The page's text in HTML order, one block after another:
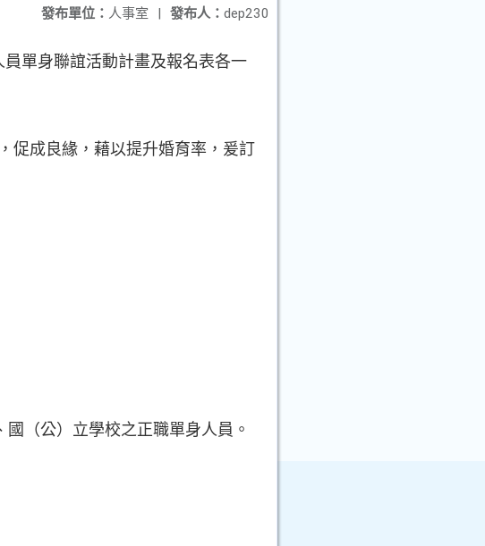
發布人： dep230
發布單位： 人事室 |
單身聯誼活動計畫及報名表各一
促成良緣，藉以提升婚育率，爰訂
（公）立學校之正職單身人員。